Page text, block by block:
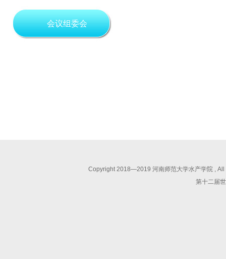
会议组委会
Copyright 2018—2019 河南师范大学水产学院 ,
第十二届